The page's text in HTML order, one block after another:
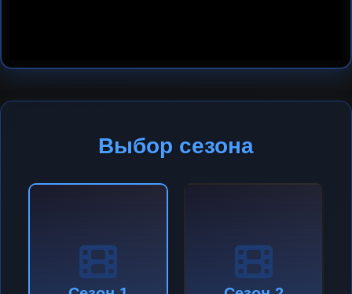
Выбор сезона